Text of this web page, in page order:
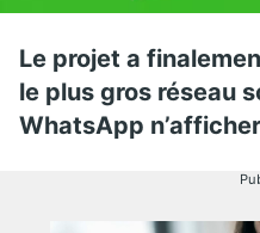
Le projet a
le plus gros réseau
WhatsApp